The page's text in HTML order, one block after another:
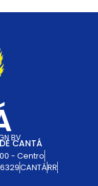
BV
CANTÁ
- Centro
CANTÁRR